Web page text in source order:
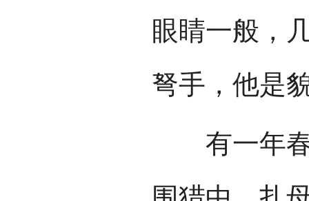
眼睛一般，
弩手，他是
有一年春